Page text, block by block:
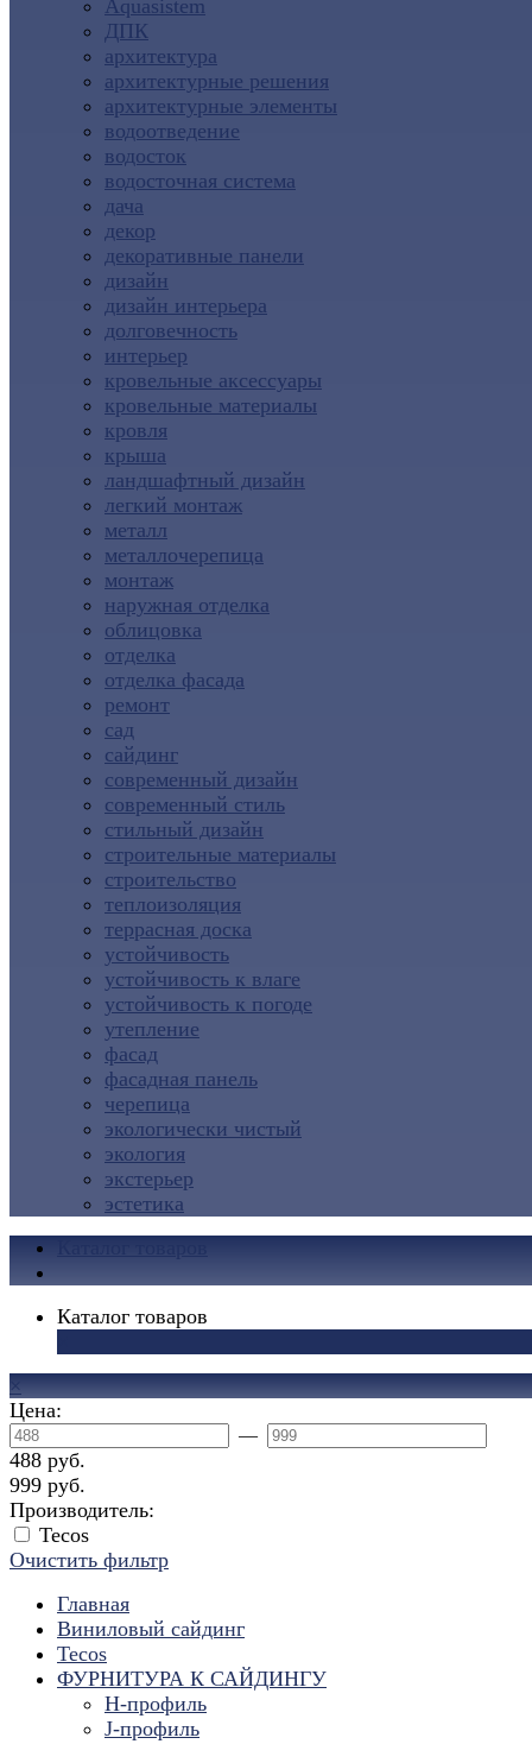
Aquasistem
ДПК
архитектура
архитектурные решения
архитектурные элементы
водоотведение
водосток
водосточная система
дача
декор
декоративные панели
дизайн
дизайн интерьера
долговечность
интерьер
кровельные аксессуары
кровельные материалы
кровля
крыша
ландшафтный дизайн
легкий монтаж
металл
металлочерепица
монтаж
наружная отделка
облицовка
отделка
отделка фасада
ремонт
сад
сайдинг
современный дизайн
современный стиль
стильный дизайн
строительные материалы
строительство
теплоизоляция
террасная доска
устойчивость
устойчивость к влаге
устойчивость к погоде
утепление
фасад
фасадная панель
черепица
экологически чистый
экология
экстерьер
эстетика
Каталог товаров
×
Цена:
—
488 руб.
999 руб.
Производитель:
Tecos
Очистить фильтр
Главная
Виниловый сайдинг
Tecos
ФУРНИТУРА К САЙДИНГУ
Н-профиль
J-профиль